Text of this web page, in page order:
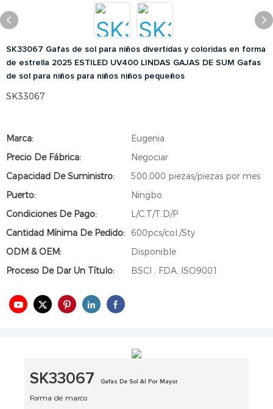
SK33067 Gafas de sol para niños divertidas y coloridas en forma
de estrella 2025 ESTILED UV400 LINDAS GAJAS DE SUM Gafas
de sol para niños para niños niños pequeños
SK33067
Marca:
Eugenia
Precio De Fábrica:
Negociar
Capacidad De Suministro:
500,000 piezas/piezas por mes
Puerto:
Ningbo
Condiciones De Pago:
L/C,T/T,D/P
Cantidad Mínima De Pedido:
600pcs/col./Sty
ODM & OEM:
Disponible
Proceso De Dar Un Título:
BSCI , FDA, ISO9001
SK33067 Gafas De Sol Al Por Mayor
Forma de marco